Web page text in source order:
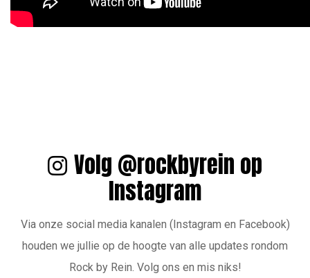
Volg @rockbyrein op
Instagram
Via onze social media kanalen (Instagram en Facebook)
houden we jullie op de hoogte van alle updates rondom
Rock by Rein. Volg ons en mis niks!